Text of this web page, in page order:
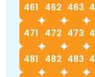
461 462 463
471 472 473
481 482 483